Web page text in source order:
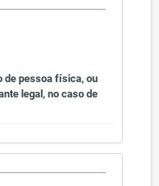
de pessoa física, ou
legal, no caso de